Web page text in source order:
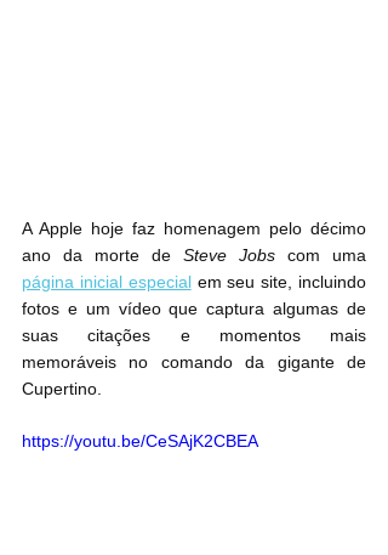
A Apple hoje faz homenagem pelo décimo
ano da morte de Steve Jobs
página inicial especial em seu site, incluindo
fotos e um vídeo que captura algumas de
suas citações e momentos mais
memoráveis no comando da gigante de
Cupertino.
https://youtu.be/CeSAjK2CBEA